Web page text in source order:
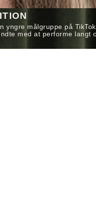
yngre målgruppe på
med at performe langt